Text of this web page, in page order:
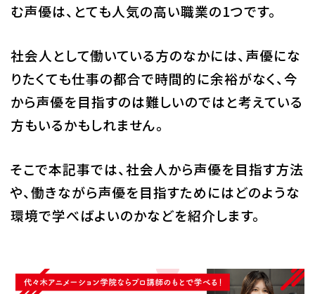
校舎・施設
学生生活・サポート
就職・キャリア
在学生の活躍
イベント
む声優は、とても人気の高い職業の1つです。
社会人として働いている方のなかには、声優にな
りたくても仕事の都合で時間的に余裕がなく、今
から声優を目指すのは難しいのではと考えている
方もいるかもしれません。
そこで本記事では、社会人から声優を目指す方法
や、働きながら声優を目指すためにはどのような
環境で学べばよいのかなどを紹介します。